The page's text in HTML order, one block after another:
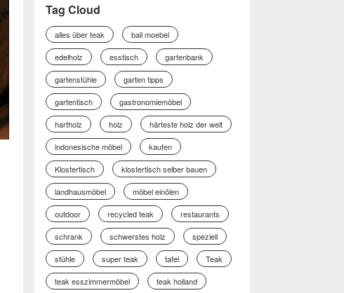
Tag Cloud
alles über teak
bali moebel
edelholz
esstisch
gartenbank
gartenstühle
garten tipps
gartentisch
gastronomiemöbel
hartholz
holz
härteste holz der welt
indonesische möbel
kaufen
Klostertisch
klostertisch selber bauen
landhausmöbel
möbel einölen
outdoor
recycled teak
restaurants
schrank
schwerstes holz
speziell
stühle
super teak tafel
Teak
teak esszimmermöbel
teak holland